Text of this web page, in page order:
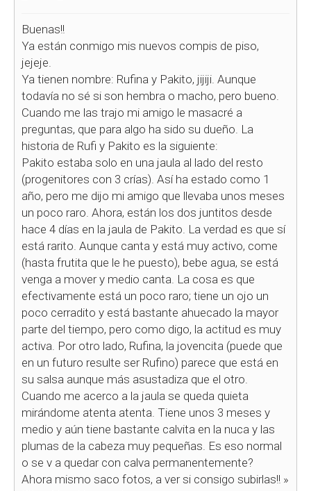
Buenas!!
Ya están conmigo mis nuevos compis de piso,
jejeje.
Ya tienen nombre: Rufina y Pakito, jijiji. Aunque
todavía no sé si son hembra o macho, pero bueno.
Cuando me las trajo mi amigo le masacré a
preguntas, que para algo ha sido su dueño. La
historia de Rufi y Pakito es la siguiente:
Pakito estaba solo en una jaula al lado del resto
(progenitores con 3 crías). Así ha estado como 1
año, pero me dijo mi amigo que llevaba unos meses
un poco raro. Ahora, están los dos juntitos desde
hace 4 días en la jaula de Pakito. La verdad es que sí
está rarito. Aunque canta y está muy activo, come
(hasta frutita que le he puesto), bebe agua, se está
venga a mover y medio canta. La cosa es que
efectivamente está un poco raro; tiene un ojo un
poco cerradito y está bastante ahuecado la mayor
parte del tiempo, pero como digo, la actitud es muy
activa. Por otro lado, Rufina, la jovencita (puede que
en un futuro resulte ser Rufino) parece que está en
su salsa aunque más asustadiza que el otro.
Cuando me acerco a la jaula se queda quieta
mirándome atenta atenta. Tiene unos 3 meses y
medio y aún tiene bastante calvita en la nuca y las
plumas de la cabeza muy pequeñas. Es eso normal
o se v a quedar con calva permanentemente?
Ahora mismo saco fotos, a ver si consigo subirlas!! »